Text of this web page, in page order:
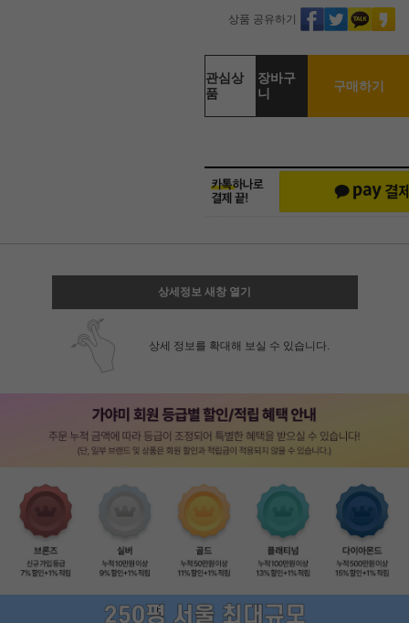
상품 공유하기
관심상
품
장바구
니
구매하기
상세정보 새창 열기
상세 정보를 확대해 보실 수 있습니다.